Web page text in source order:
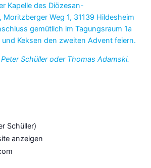
Kapelle des Diözesan-
Weg 1, 31139 Hildesheim
gemütlich im Tagungsraum 1a
und Keksen den zweiten Advent feiern.
Schüller oder Thomas Adamski.
Schüller)
anzeigen